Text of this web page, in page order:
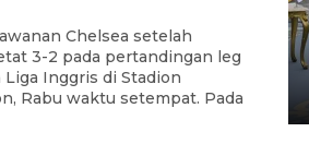
Chelsea setelah
3-2 pada pertandingan leg
Inggris di Stadion
Rabu waktu setempat. Pada
Kirab memperingati
80 Raja Keraton
12:51 WIB